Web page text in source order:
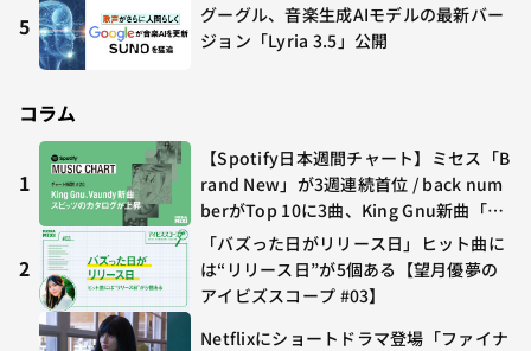
5
グーグル、音楽生成AIモデルの最新バー
ジョン「Lyria 3.5」公開
コラム
1
【Spotify日本週間チャート】ミセス「B
rand New」が3週連続首位 / back num
berがTop 10に3曲、King Gnu新曲「G
O GHOST」が初登場〜集計期間：2026
年7/24〜7/30
2
「バズった日がリリース日」ヒット曲に
は“リリース日”が5個ある【望月優夢の
アイビズスコープ #03】
Netflixにショートドラマ登場「ファイナ